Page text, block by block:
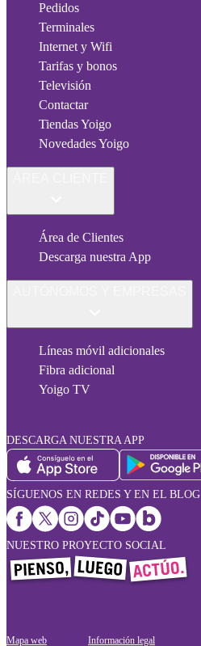
Pedidos
Terminales
Internet y Wifi
Tarifas y bonos
Televisión
Contactar
Tiendas Yoigo
Novedades Yoigo
Área de Clientes
Descarga nuestra App
Líneas móvil adicionales
Fibra adicional
Yoigo TV
DESCARGA NUESTRA APP
SÍGUENOS EN REDES Y EN EL BLOG
NUESTRO PROYECTO SOCIAL
Mapa web Información legal